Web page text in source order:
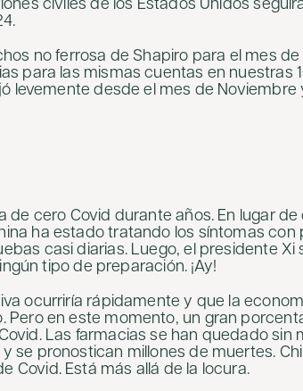
civiles de los Estados Unidos
no ferrosa de Shapiro para el mes
para las mismas cuentas en nuestras
levemente desde el mes de Noviembre
de cero Covid durante años. En lugar de
ha estado tratando los síntomas con
casi diarias. Luego, el presidente Xi
tipo de preparación. ¡Ay!
ocurriría rápidamente y que la
Pero en este momento, un gran
Las farmacias se han quedado sin
se pronostican millones de muertes.
Covid. Está más allá de la locura.